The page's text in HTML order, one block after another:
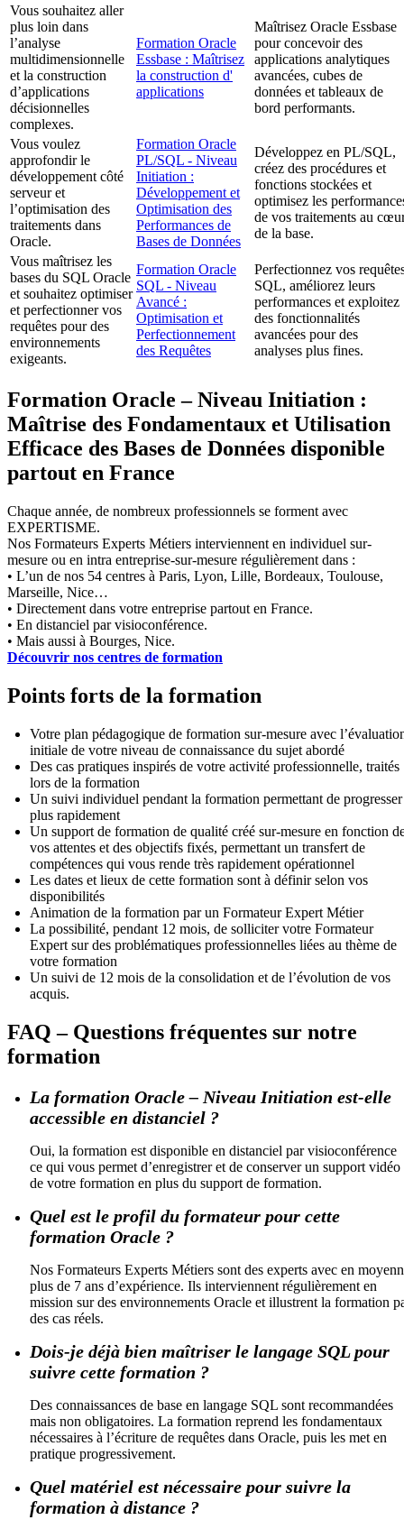
Vous souhaitez aller
plus loin dans
l’analyse
multidimensionnelle
et la construction
d’applications
décisionnelles
complexes.
Formation Oracle
Essbase : Maîtrisez
la construction d'
applications
Maîtrisez Oracle Essbase
pour concevoir des
applications analytiques
avancées, cubes de
données et tableaux de
bord performants.
Vous voulez
approfondir le
développement côté
serveur et
l’optimisation des
traitements dans
Oracle.
Formation Oracle
PL/SQL - Niveau
Initiation :
Développement et
Optimisation des
Performances de
Bases de Données
Développez en PL/SQL,
créez des procédures et
fonctions stockées et
optimisez les
de vos traitements au
de la base.
Vous maîtrisez les
bases du SQL Oracle
et souhaitez optimiser
et perfectionner vos
requêtes pour des
environnements
exigeants.
Formation Oracle
SQL - Niveau
Avancé :
Optimisation et
Perfectionnement
des Requêtes
Perfectionnez vos
SQL, améliorez leurs
performances et exploitez
des fonctionnalités
avancées pour des
analyses plus fines.
Formation Oracle – Niveau Initiation :
Maîtrise des Fondamentaux et Utilisation
Efficace des Bases de Données disponible
partout en France
Chaque année, de nombreux professionnels se forment avec
EXPERTISME.
Nos Formateurs Experts Métiers interviennent en individuel sur-
mesure ou en intra entreprise-sur-mesure régulièrement dans :
• L’un de nos 54 centres à Paris, Lyon, Lille, Bordeaux, Toulouse,
Marseille, Nice…
• Directement dans votre entreprise partout en France.
• En distanciel par visioconférence.
• Mais aussi à Bourges, Nice.
Découvrir nos centres de formation
Points forts de la formation
Votre plan pédagogique de formation sur-mesure avec
initiale de votre niveau de connaissance du sujet abordé
Des cas pratiques inspirés de votre activité professionnelle, traités
lors de la formation
Un suivi individuel pendant la formation permettant de progresser
plus rapidement
Un support de formation de qualité créé sur-mesure en fonction
vos attentes et des objectifs fixés, permettant un transfert de
compétences qui vous rende très rapidement opérationnel
Les dates et lieux de cette formation sont à définir selon vos
disponibilités
Animation de la formation par un Formateur Expert Métier
La possibilité, pendant 12 mois, de solliciter votre Formateur
Expert sur des problématiques professionnelles liées au thème de
votre formation
Un suivi de 12 mois de la consolidation et de l’évolution de vos
acquis.
FAQ – Questions fréquentes sur notre
formation
La formation Oracle – Niveau Initiation est-elle
accessible en distanciel ?
Oui, la formation est disponible en distanciel par visioconférence
ce qui vous permet d’enregistrer et de conserver un support vidéo
de votre formation en plus du support de formation.
Quel est le profil du formateur pour cette
formation Oracle ?
Nos Formateurs Experts Métiers sont des experts avec en
plus de 7 ans d’expérience. Ils interviennent régulièrement en
mission sur des environnements Oracle et illustrent la formation
des cas réels.
Dois-je déjà bien maîtriser le langage SQL pour
suivre cette formation ?
Des connaissances de base en langage SQL sont recommandées
mais non obligatoires. La formation reprend les fondamentaux
nécessaires à l’écriture de requêtes dans Oracle, puis les met en
pratique progressivement.
Quel matériel est nécessaire pour suivre la
formation à distance ?